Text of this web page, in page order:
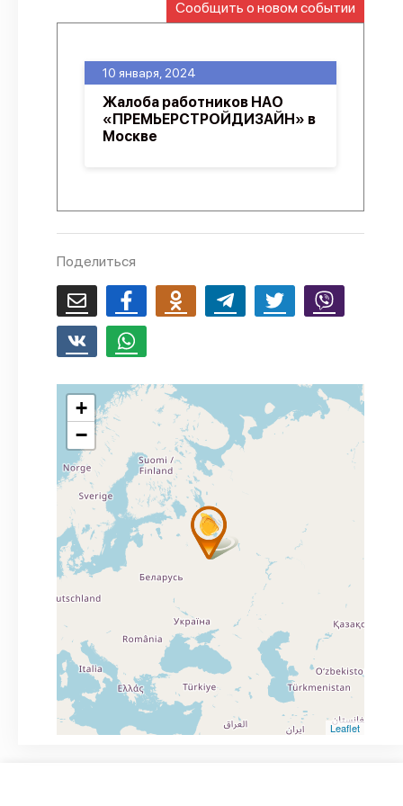
О проекте
Сообщить о новом событии
10 января, 2024
Жалоба работников НАО
«ПРЕМЬЕРСТРОЙДИЗАЙН» в
Москве
Поделиться
+
−
Leaflet